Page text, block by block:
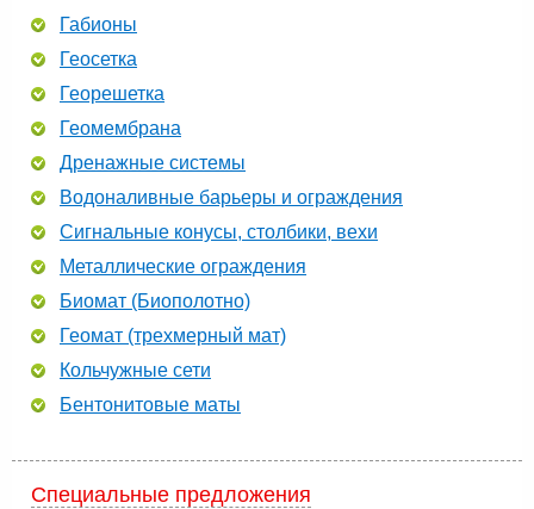
Габионы
Геосетка
Георешетка
Геомембрана
Дренажные системы
Водоналивные барьеры и ограждения
Сигнальные конусы, столбики, вехи
Металлические ограждения
Биомат (Биополотно)
Геомат (трехмерный мат)
Кольчужные сети
Бентонитовые маты
Специальные предложения